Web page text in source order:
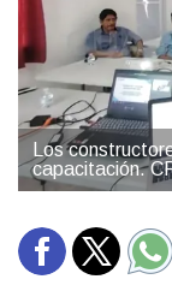
Los
capacitación.